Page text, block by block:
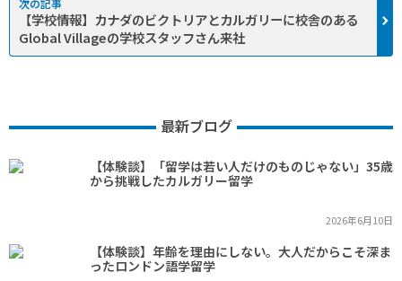
【学校情報】カナダのビクトリアとカルガリーに校舎のある
Global Villageの学校スタッフさん来社
最新ブログ
【体験談】「留学は若い人だけのものじゃない」35歳
から挑戦したカルガリー留学
2026年6月10日
【体験談】年齢を理由にしない。大人だからこそ深ま
ったロンドン語学留学